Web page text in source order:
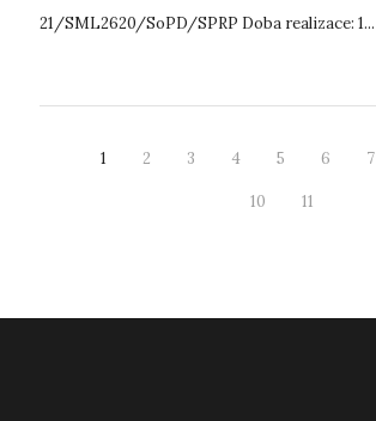
21/SML2620/SoPD/SPRP Doba realizace: 1...
1 2 3 4 5 6 7
10 11